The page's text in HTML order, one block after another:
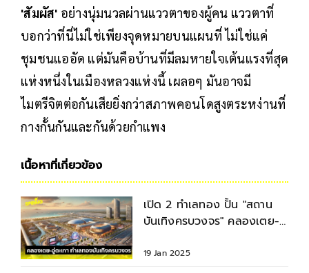
'สัมผัส' อย่างนุ่มนวลผ่านแววตาของผู้คน แววตาที่
บอกว่าที่นี่ไม่ใช่เพียงจุดหมายบนแผนที่ ไม่ใช่แค่
ชุมชนแออัด แต่มันคือบ้านที่มีลมหายใจเต้นแรงที่สุด
แห่งหนึ่งในเมืองหลวงแห่งนี้ เผลอๆ มันอาจมี
ไมตรีจิตต่อกันเสียยิ่งกว่าสภาพคอนโดสูงตระหง่านที่
กางกั้นกันและกันด้วยกำแพง
เนื้อหาที่เกี่ยวข้อง
เปิด 2 ทำเลทอง ปั้น "สถาน
บันเทิงครบวงจร" คลองเตย-อู่
19 Jan 2025